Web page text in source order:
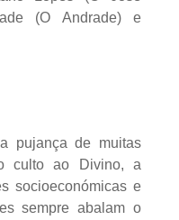
(O Andrade) e
pujança de muitas
culto ao Divino, a
socioeconómicas e
sempre abalam o